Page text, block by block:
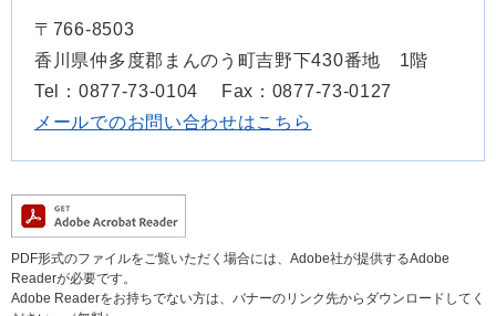
〒766-8503
香川県仲多度郡まんのう町吉野下430番地 1階
Tel：0877-73-0104
Fax：0877-73-0127
メールでのお問い合わせはこちら
PDF形式のファイルをご覧いただく場合には、Adobe社が提供するAdobe
Readerが必要です。
Adobe Readerをお持ちでない方は、バナーのリンク先からダウンロードしてく